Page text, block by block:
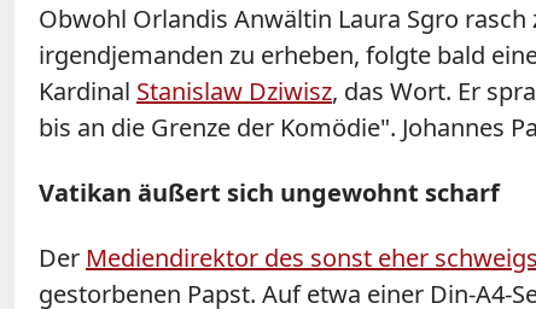
Obwohl Orlandis Anwältin Laura Sgro
irgendjemanden zu erheben, folgte bald
Kardinal Stanislaw Dziwisz, das Wort. Er
bis an die Grenze der Komödie". Johannes
Vatikan äußert sich ungewohnt scharf
Der Mediendirektor des sonst eher
gestorbenen Papst. Auf etwa einer Din-A4-